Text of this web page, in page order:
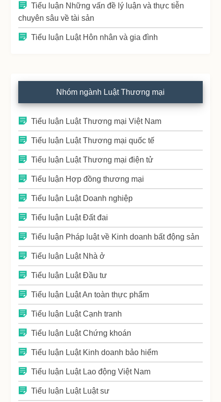
Tiểu luận Những vấn đề lý luận và thực tiễn
chuyên sâu về tài sản
Tiểu luận Luật Hôn nhân và gia đình
Nhóm ngành Luật Thương mại
Tiểu luận Luật Thương mại Việt Nam
Tiểu luận Luật Thương mại quốc tế
Tiểu luận Luật Thương mại điện tử
Tiểu luận Hợp đồng thương mại
Tiểu luận Luật Doanh nghiệp
Tiểu luận Luật Đất đai
Tiểu luận Pháp luật về Kinh doanh bất động sản
Tiểu luận Luật Nhà ở
Tiểu luận Luật Đầu tư
Tiểu luận Luật An toàn thực phẩm
Tiểu luận Luật Cạnh tranh
Tiểu luận Luật Chứng khoán
Tiểu luận Luật Kinh doanh bảo hiểm
Tiểu luận Luật Lao động Việt Nam
Tiểu luận Luật Luật sư